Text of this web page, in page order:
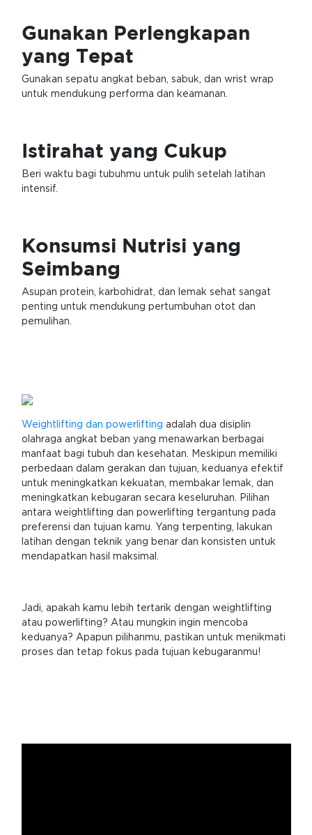
Gunakan Perlengkapan
yang Tepat
Gunakan sepatu angkat beban, sabuk, dan wrist wrap
untuk mendukung performa dan keamanan.
Istirahat yang Cukup
Beri waktu bagi tubuhmu untuk pulih setelah latihan
intensif.
Konsumsi Nutrisi yang
Seimbang
Asupan protein, karbohidrat, dan lemak sehat sangat
penting untuk mendukung pertumbuhan otot dan
pemulihan.
Weightlifting dan powerlifting adalah dua disiplin
olahraga angkat beban yang menawarkan berbagai
manfaat bagi tubuh dan kesehatan. Meskipun memiliki
perbedaan dalam gerakan dan tujuan, keduanya efektif
untuk meningkatkan kekuatan, membakar lemak, dan
meningkatkan kebugaran secara keseluruhan. Pilihan
antara weightlifting dan powerlifting tergantung pada
preferensi dan tujuan kamu. Yang terpenting, lakukan
latihan dengan teknik yang benar dan konsisten untuk
mendapatkan hasil maksimal.
Jadi, apakah kamu lebih tertarik dengan weightlifting
atau powerlifting? Atau mungkin ingin mencoba
keduanya? Apapun pilihanmu, pastikan untuk menikmati
proses dan tetap fokus pada tujuan kebugaranmu!